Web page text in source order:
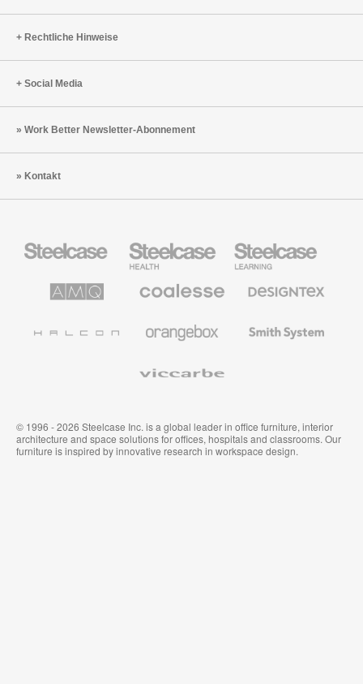
Rechtliche Hinweise
Social Media
Work Better Newsletter-Abonnement
Kontakt
Büromöbel
Health
Education
Möbel
Solutions
Büromöbel
Textilien
System
© 1996 - 2026 Steelcase Inc. is a global leader in office furniture, interior
architecture and space solutions for offices, hospitals and classrooms. Our
furniture is inspired by innovative research in workspace design.